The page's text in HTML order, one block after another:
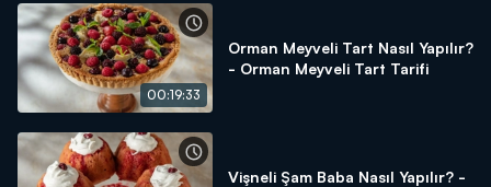
00:19:33
Orman Meyveli Tart Nasıl Yapılır?
- Orman Meyveli Tart Tarifi
Vişneli Şam Baba Nasıl Yapılır? -